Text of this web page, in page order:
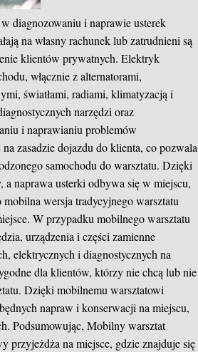
diagnozowaniu i naprawie usterek
na własny rachunek lub zatrudnieni są
klientów prywatnych. Elektryk
włącznie z alternatorami,
światłami, radiami, klimatyzacją i
narzędzi oraz
i naprawianiu problemów
zasadzie dojazdu do klienta, co pozwala
samochodu do warsztatu. Dzięki
a naprawa usterki odbywa się w miejscu,
wersja tradycyjnego warsztatu
W przypadku mobilnego warsztatu
urządzenia i części zamienne
elektrycznych i diagnostycznych na
dla klientów, którzy nie chcą lub nie
Dzięki mobilnemu warsztatowi
napraw i konserwacji na miejscu,
Podsumowując, Mobilny warsztat
przyjeżdża na miejsce, gdzie znajduje się